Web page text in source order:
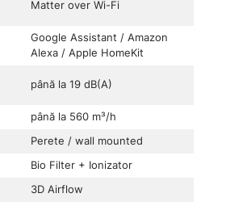
Matter over Wi-Fi
Google Assistant / Amazon
Alexa / Apple HomeKit
până la 19 dB(A)
până la 560 m³/h
Perete / wall mounted
Bio Filter + Ionizator
3D Airflow